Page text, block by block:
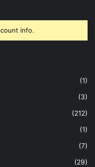
info.
(1)
(3)
(212)
(1)
(7)
(29)